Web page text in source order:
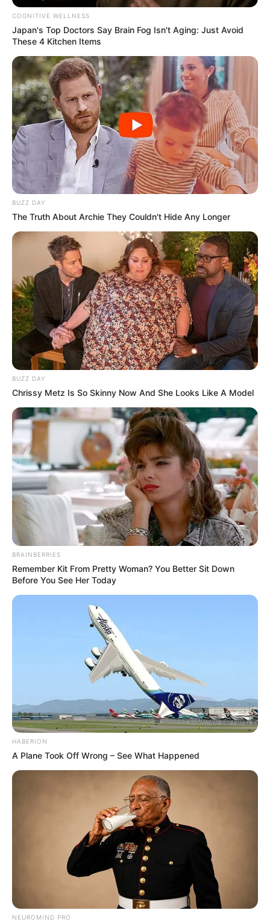
COGNITIVE WELLNESS
Japan's Top Doctors Say Bra​in Fo​g Isn't Aging: Just Avoid
These 4 Kitchen Items
BUZZ DAY
The Truth About Archie They Couldn't Hide Any Longer
BUZZ DAY
Chrissy Metz Is So Skinny Now And She Looks Like A Model
BRAINBERRIES
Remember Kit From Pretty Woman? You Better Sit Down
Before You See Her Today
HABERION
A Plane Took Off Wrong – See What Happened
NEUROMIND PRO